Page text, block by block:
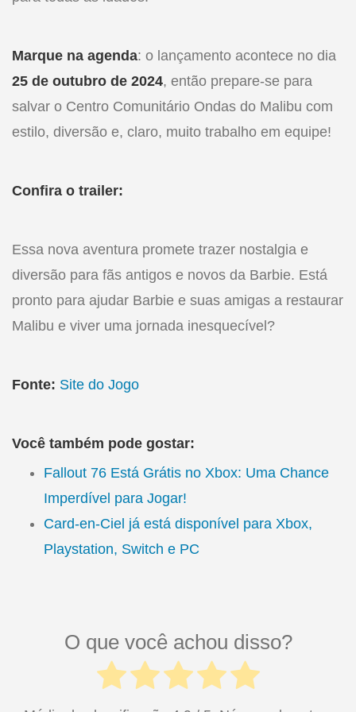
Marque na agenda: o lançamento acontece no dia
25 de outubro de 2024, então prepare-se para
salvar o Centro Comunitário Ondas do Malibu com
estilo, diversão e, claro, muito trabalho em equipe!
Confira o trailer:
Essa nova aventura promete trazer nostalgia e
diversão para fãs antigos e novos da Barbie. Está
pronto para ajudar Barbie e suas amigas a restaurar
Malibu e viver uma jornada inesquecível?
Fonte: Site do Jogo
Você também pode gostar:
Fallout 76 Está Grátis no Xbox: Uma Chance
Imperdível para Jogar!
Card-en-Ciel já está disponível para Xbox,
Playstation, Switch e PC
O que você achou disso?